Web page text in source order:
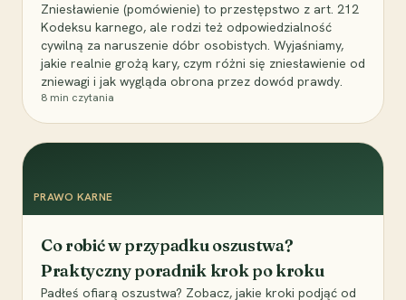
Zniesławienie (pomówienie) to przestępstwo z art. 212
Kodeksu karnego, ale rodzi też odpowiedzialność
cywilną za naruszenie dóbr osobistych. Wyjaśniamy,
jakie realnie grożą kary, czym różni się zniesławienie od
zniewagi i jak wygląda obrona przez dowód prawdy.
8 min czytania
PRAWO KARNE
Co robić w przypadku oszustwa?
Praktyczny poradnik krok po kroku
Padłeś ofiarą oszustwa? Zobacz, jakie kroki podjąć od